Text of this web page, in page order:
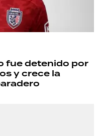
fue detenido por
y crece la